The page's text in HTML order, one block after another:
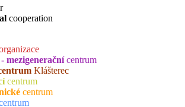
cooperation
mezigenerační centrum
Klášterec
centrum
centrum